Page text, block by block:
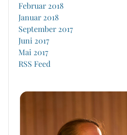
Februar 2018
Januar 2018
September 2017
Juni 2017
Mai 2017
RSS Feed